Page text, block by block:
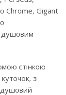
Chrome, Gigant
душовим
стінкою
з
душовий